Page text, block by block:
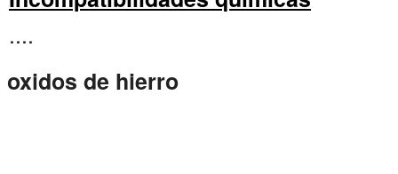
....
oxidos de hierro